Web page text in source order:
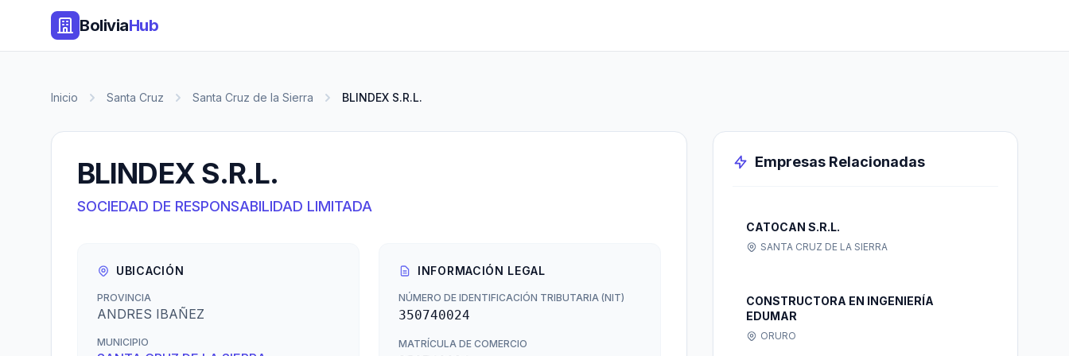
BoliviaHub
Inicio Santa Cruz Santa Cruz de la Sierra BLINDEX S.R.L.
BLINDEX S.R.L.
SOCIEDAD DE RESPONSABILIDAD LIMITADA
UBICACIÓN
PROVINCIA
ANDRES IBAÑEZ
MUNICIPIO
INFORMACIÓN LEGAL
NÚMERO DE IDENTIFICACIÓN TRIBUTARIA (NIT)
350740024
MATRÍCULA DE COMERCIO
Empresas Relacionadas
CATOCAN S.R.L.
SANTA CRUZ DE LA SIERRA
CONSTRUCTORA EN INGENIERÍA
EDUMAR
ORURO